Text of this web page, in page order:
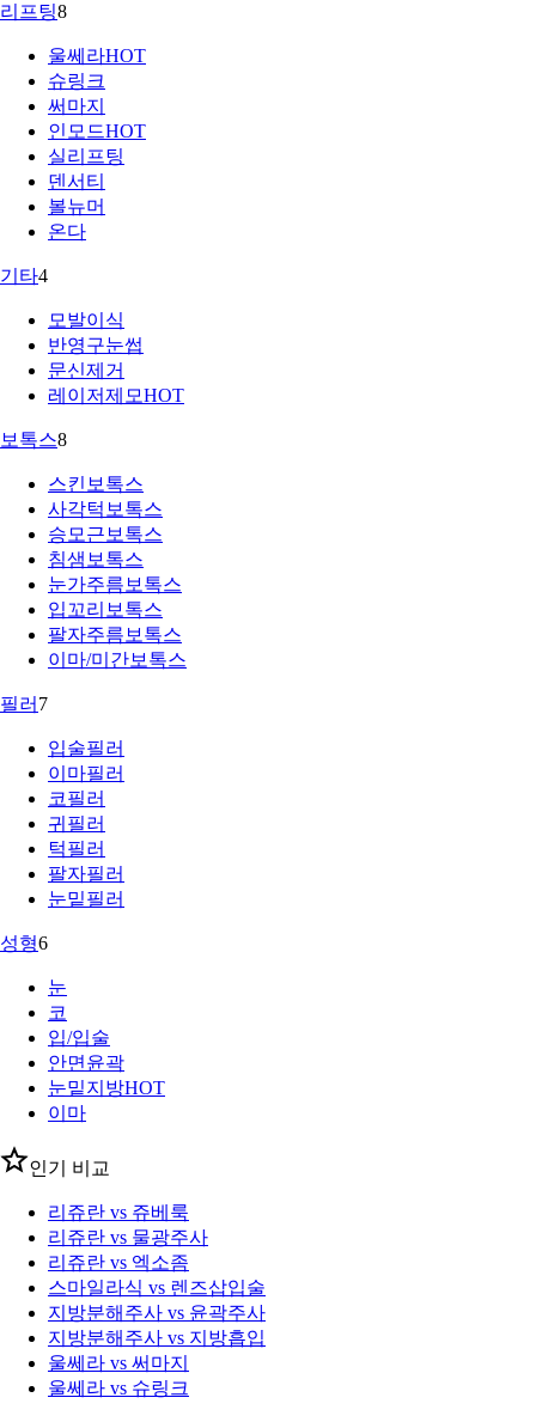
리프팅8
울쎄라HOT
슈링크
써마지
인모드HOT
실리프팅
덴서티
볼뉴머
온다
기타4
모발이식
반영구눈썹
문신제거
레이저제모HOT
보톡스8
스킨보톡스
사각턱보톡스
승모근보톡스
침샘보톡스
눈가주름보톡스
입꼬리보톡스
팔자주름보톡스
이마/미간보톡스
필러 7
입술필러
이마필러
코필러
귀필러
턱필러
팔자필러
눈밑필러
성형6
눈
코
입/입술
안면윤곽
눈밑지방HOT
이마
인기 비교
리쥬란 vs 쥬베룩
리쥬란 vs 물광주사
리쥬란 vs 엑소좀
스마일라식 vs 렌즈삽입술
지방분해주사 vs 윤곽주사
지방분해주사 vs 지방흡입
울쎄라 vs 써마지
울쎄라 vs 슈링크